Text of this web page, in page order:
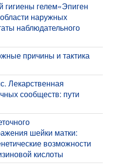
гелем«Эпиген
наружных
наблюдательного
причины и тактика
Лекарственная
сообществ: пути
шейки матки:
возможности
кислоты